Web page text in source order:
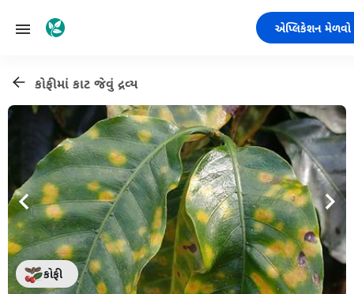
એપ્લિકેશન મેળવો
કોફીમાં કાટ જેવું દ્રવ્ય
કોફી